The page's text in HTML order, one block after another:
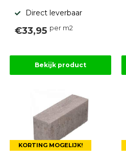
Direct leverbaar
€33,95 per m2
Bekijk product
KORTING MOGELIJK!